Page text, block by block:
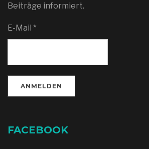
Beiträge informiert.
E-Mail *
FACEBOOK